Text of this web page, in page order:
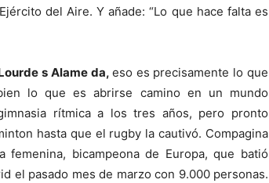
del Aire. Y añade: “Lo que hace falta es
s Alame da, eso es precisamente lo que
lo que es abrirse camino en un mundo
rítmica a los tres años, pero pronto
hasta que el rugby la cautivó. Compagina
bicampeona de Europa, que batió
el pasado mes de marzo con 9.000 personas.